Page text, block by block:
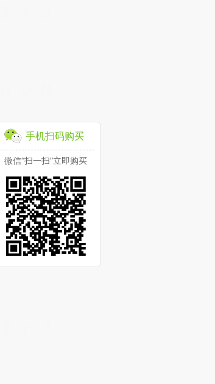
手机扫码购买
微信“扫一扫”立即购买